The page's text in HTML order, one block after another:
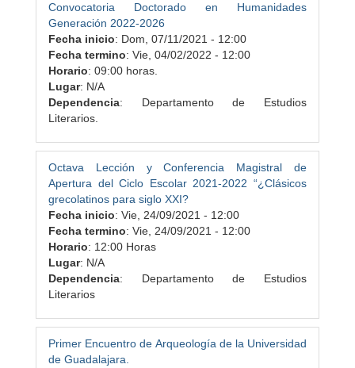
Convocatoria Doctorado en Humanidades
Generación 2022-2026
Fecha inicio: Dom, 07/11/2021 - 12:00
Fecha termino: Vie, 04/02/2022 - 12:00
Horario: 09:00 horas.
Lugar: N/A
Dependencia: Departamento de Estudios
Literarios.
Octava Lección y Conferencia Magistral de
Apertura del Ciclo Escolar 2021-2022 “¿Clásicos
grecolatinos para siglo XXI?
Fecha inicio: Vie, 24/09/2021 - 12:00
Fecha termino: Vie, 24/09/2021 - 12:00
Horario: 12:00 Horas
Lugar: N/A
Dependencia: Departamento de Estudios
Literarios
Primer Encuentro de Arqueología de la Universidad
de Guadalajara.